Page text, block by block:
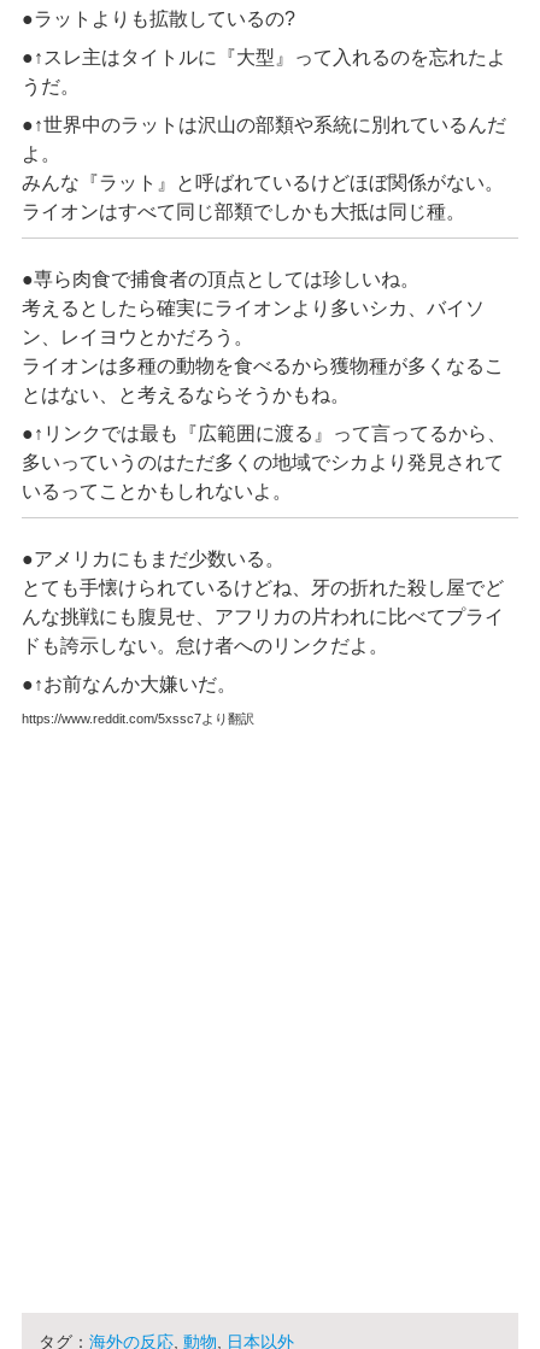
●ラットよりも拡散しているの?
●↑スレ主はタイトルに『大型』って入れるのを忘れたよ
うだ。
●↑世界中のラットは沢山の部類や系統に別れているんだ
よ。
みんな『ラット』と呼ばれているけどほぼ関係がない。
ライオンはすべて同じ部類でしかも大抵は同じ種。
●専ら肉食で捕食者の頂点としては珍しいね。
考えるとしたら確実にライオンより多いシカ、バイソ
ン、レイヨウとかだろう。
ライオンは多種の動物を食べるから獲物種が多くなるこ
とはない、と考えるならそうかもね。
●↑リンクでは最も『広範囲に渡る』って言ってるから、
多いっていうのはただ多くの地域でシカより発見されて
いるってことかもしれないよ。
●アメリカにもまだ少数いる。
とても手懐けられているけどね、牙の折れた殺し屋でど
んな挑戦にも腹見せ、アフリカの片われに比べてプライ
ドも誇示しない。怠け者へのリンクだよ。
●↑お前なんか大嫌いだ。
https://www.reddit.com/5xssc7より翻訳
タグ： 海外の反応, 動物, 日本以外